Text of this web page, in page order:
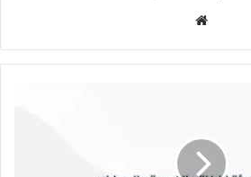
ق